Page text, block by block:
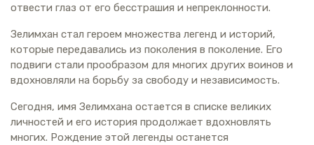
отвести глаз от его бесстрашия и непреклонности.
Зелимхан стал героем множества легенд и историй,
которые передавались из поколения в поколение. Его
подвиги стали прообразом для многих других воинов и
вдохновляли на борьбу за свободу и независимость.
Сегодня, имя Зелимхана остается в списке великих
личностей и его история продолжает вдохновлять
многих. Рождение этой легенды останется